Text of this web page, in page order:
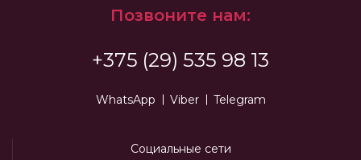
Позвоните нам:
+375 (29) 535 98 13
WhatsApp Viber Telegram
Социальные сети